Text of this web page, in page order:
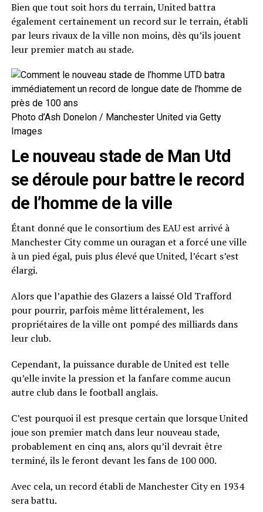
Bien que tout soit hors du terrain, United battra
également certainement un record sur le terrain, établi
par leurs rivaux de la ville non moins, dès qu’ils jouent
leur premier match au stade.
Photo d’Ash Donelon / Manchester United via Getty
Images
Le nouveau stade de Man Utd
se déroule pour battre le record
de l’homme de la ville
Étant donné que le consortium des EAU est arrivé à
Manchester City comme un ouragan et a forcé une ville
à un pied égal, puis plus élevé que United, l’écart s’est
élargi.
Alors que l’apathie des Glazers a laissé Old Trafford
pour pourrir, parfois même littéralement, les
propriétaires de la ville ont pompé des milliards dans
leur club.
Cependant, la puissance durable de United est telle
qu’elle invite la pression et la fanfare comme aucun
autre club dans le football anglais.
C’est pourquoi il est presque certain que lorsque United
joue son premier match dans leur nouveau stade,
probablement en cinq ans, alors qu’il devrait être
terminé, ils le feront devant les fans de 100 000.
Avec cela, un record établi de Manchester City en 1934
sera battu.